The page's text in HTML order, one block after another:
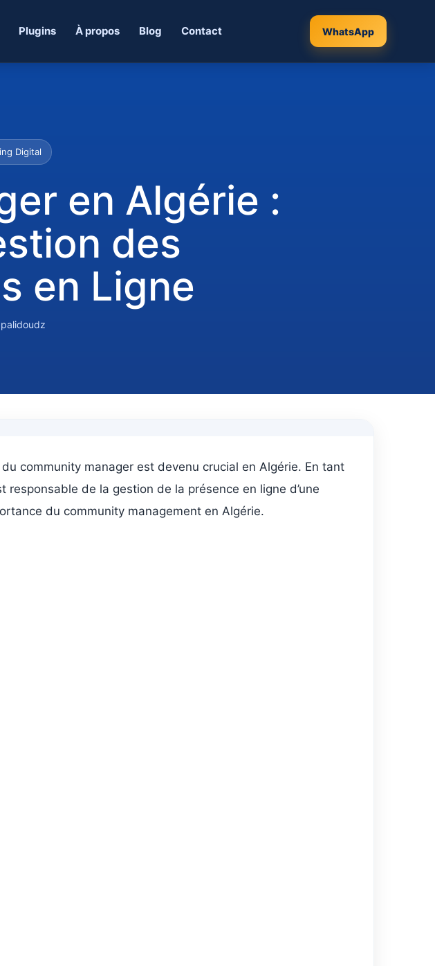
Plugins À propos Blog Contact WhatsApp
Digital
en Algérie :
des
en Ligne
community manager est devenu crucial en Algérie. En tant
de la gestion de la présence en ligne d’une
du community management en Algérie.